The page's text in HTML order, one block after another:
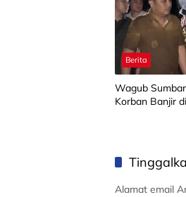
Berita
Wagub
Korban Banjir
Alamat email